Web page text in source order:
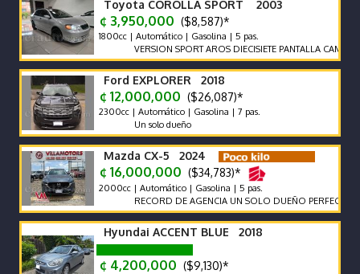
Toyota COROLLA SPORT 2003
¢ 3,950,000 ($8,587)*
1800cc | Automático | Gasolina | 5 pas.
VERSION SPORT AROS DIECISIETE PANTALLA CAMARA
Ford EXPLORER 2018
¢ 12,000,000 ($26,087)*
2300cc | Automático | Gasolina | 7 pas.
Un solo dueño
Mazda CX-5 2024
¢ 16,000,000 ($34,783)*
2000cc | Automático | Gasolina | 5 pas.
RECORD DE AGENCIA UN SOLO DUEÑO PERFECTO
Hyundai ACCENT BLUE 2018
¢ 4,200,000 ($9,130)*